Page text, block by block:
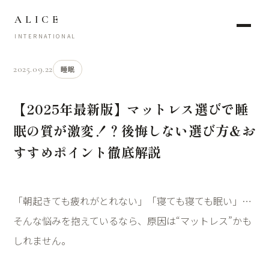
ALICE
INTERNATIONAL
2025.09.22 睡眠
【2025年最新版】マットレス選びで睡
眠の質が激変！？後悔しない選び方＆お
すすめポイント徹底解説
「朝起きても疲れがとれない」「寝ても寝ても眠い」…
そんな悩みを抱えているなら、原因は“マットレス”かも
しれません。